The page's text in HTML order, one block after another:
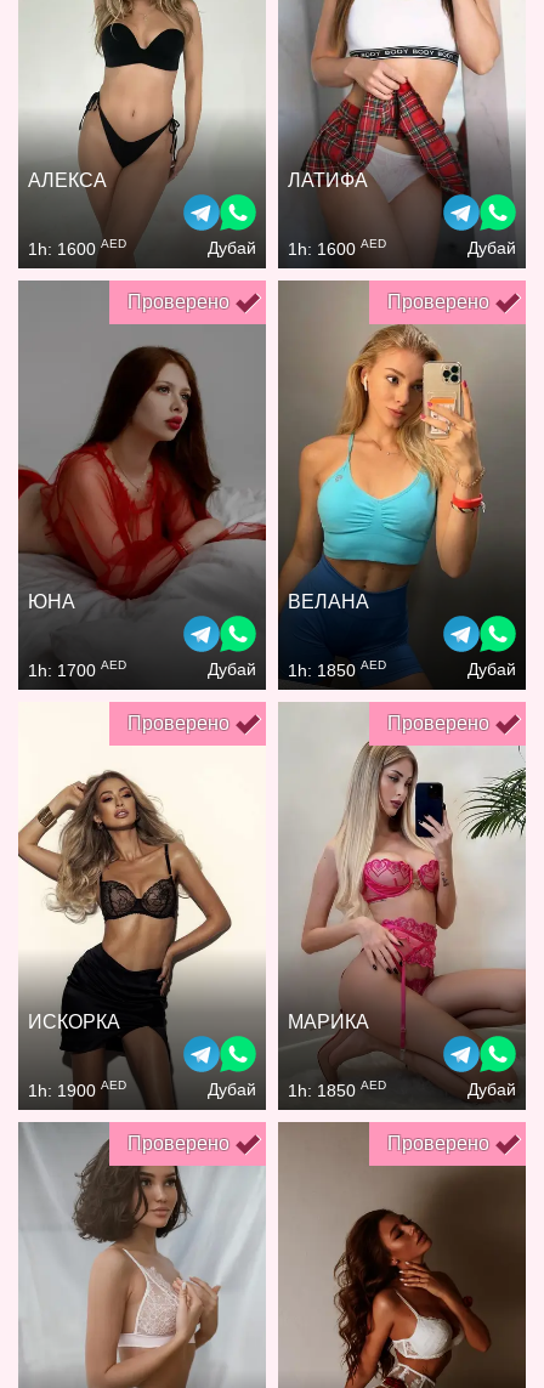
АЛЕКСА
1h: 1600AED Дубай
ЛАТИФА
1h: 1600 AED Дубай
Проверено
ЮНА
1h: 1700 AED Дубай
Проверено
ВЕЛАНА
1h: 1850 AED Дубай
Проверено
ИСКОРКА
1h: 1900 AED Дубай
Проверено
МАРИКА
1h: 1850 AED Дубай
Проверено Проверено